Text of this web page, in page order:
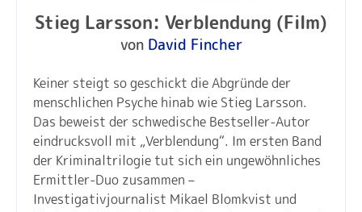
Stieg Larsson: Verblendung (Film)
von David Fincher
Keiner steigt so geschickt die Abgründe der
menschlichen Psyche hinab wie Stieg Larsson.
Das beweist der schwedische Bestseller-Autor
eindrucksvoll mit „Verblendung“. Im ersten Band
der Kriminaltrilogie tut sich ein ungewöhnliches
Ermittler-Duo zusammen –
Investigativjournalist Mikael Blomkvist und